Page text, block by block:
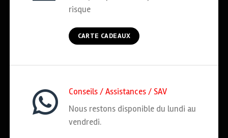
risque
CARTE CADEAUX
Conseils / Assistances / SAV
Nous restons disponible du lundi au
vendredi.